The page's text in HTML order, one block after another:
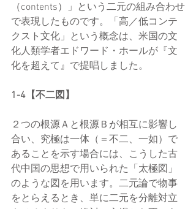
（contents）」という二元の組み合わせ
で表現したものです。「高／低コンテ
クスト文化」という概念は、米国の文
化人類学者エドワード・ホールが『文
化を超えて』で提唱しました。
1-4【不二図】
２つの根源Ａと根源Ｂが相互に影響し
合い、究極は一体（＝不二、一如）で
あることを示す場合には、こうした古
代中国の思想で用いられた「太極図」
のような図を用います。二元論で物事
をとらえるとき、単に二元を分離対立